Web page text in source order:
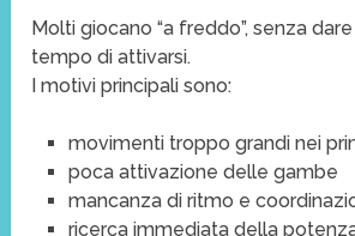
Molti giocano “a freddo”, senza
tempo di attivarsi.
I motivi principali sono:
movimenti troppo grandi nei
poca attivazione delle gambe
mancanza di ritmo e
ricerca immediata della